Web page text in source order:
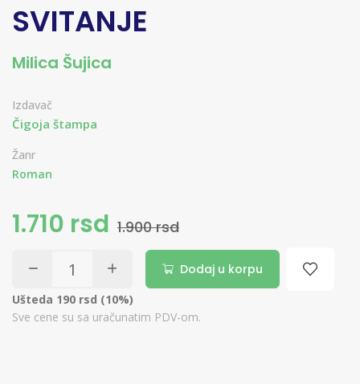
SVITANJE
Milica Šujica
Izdavač
Čigoja štampa
Žanr
Roman
1.710 rsd 1.900 rsd
Dodaj u korpu
Ušteda 190 rsd (10%)
Sve cene su sa uračunatim PDV-om.